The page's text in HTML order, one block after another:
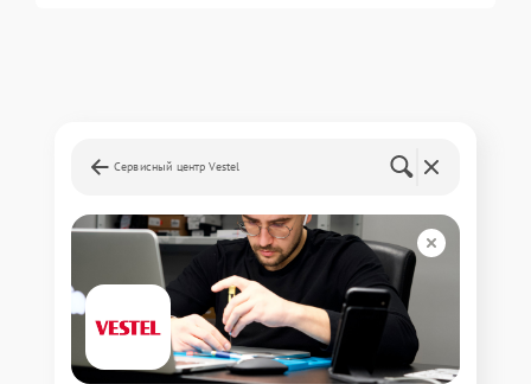
Сервисный центр Vestel